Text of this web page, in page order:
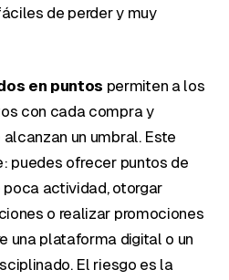
de perder y muy
en puntos permiten a los
con cada compra y
un umbral. Este
puedes ofrecer puntos de
actividad, otorgar
o realizar promociones
una plataforma digital o un
El riesgo es la